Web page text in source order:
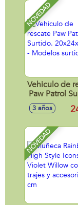
NOVEDAD
Vehiculo de
Paw Patrol
20x24x8
Modelos
3 años
NOVEDAD